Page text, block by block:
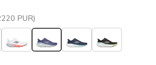
PUR)
selecionado